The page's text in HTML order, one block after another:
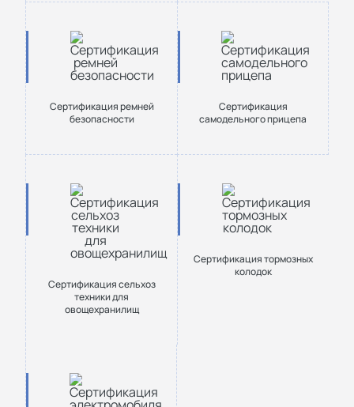
Сертификация ремней
безопасности
Сертификация
самодельного прицепа
Сертификация сельхоз
техники для
овощехранилищ
Сертификация тормозных
колодок